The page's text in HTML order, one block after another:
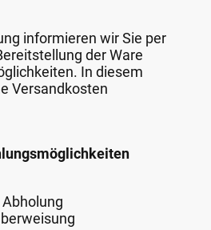
informieren wir Sie per
der Ware
In diesem
Versandkosten